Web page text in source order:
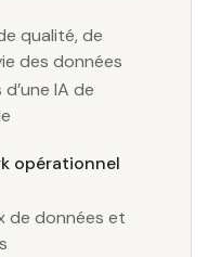
qualité, de
des données
IA de
opérationnel
de données et